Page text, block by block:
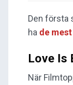
Den första
ha de
Love Is
När